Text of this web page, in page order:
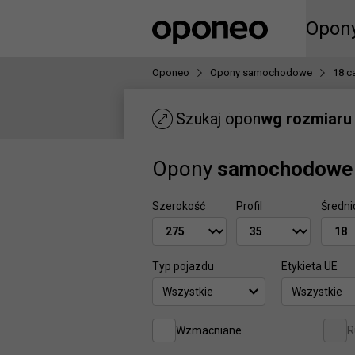
Ctrl M
Oponeo Opony samochodowe 18
Szukaj oponwg rozmiaru
Opony samochodowe
Szerokość Profil
Typ pojazdu
Wszystkie
Etykieta UE
Wszystkie
Wzmacniane